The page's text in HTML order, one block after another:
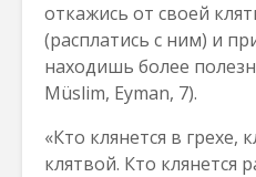
откажись от своей
(расплатись с ним) и
находишь более
Müslim, Eyman, 7).
«Кто клянется в грехе,
клятвой. Кто клянется